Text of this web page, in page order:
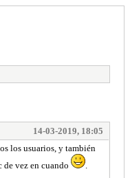
14-03-2019, 18:05
los usuarios, y también
de vez en cuando